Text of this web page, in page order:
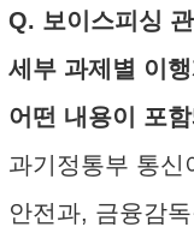
Q. 보이스피싱
세부 과제별 이
어떤 내용이 포
과기정통부 통신
안전과, 금융감